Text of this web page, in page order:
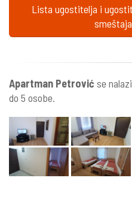
Lista ugostitelja i
Apartman Petrovićse
do 5 osobe.